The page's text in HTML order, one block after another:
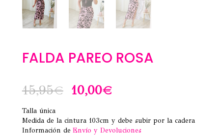
FALDA PAREO ROSA
15,95€ El
original
10,00€El
actual
Talla única
Medida de la cintura 103cm y debe subir por la cadera
Información de Envío y Devoluciones